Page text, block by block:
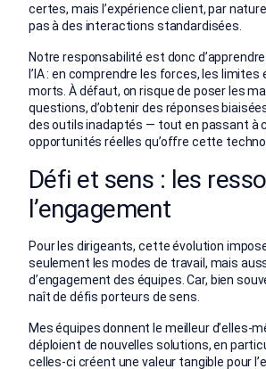
certes, mais l’expérience client, par
pas à des interactions standardisées.
Notre responsabilité est donc
l’IA : en comprendre les forces, les limites
morts. À défaut, on risque de poser les
questions, d’obtenir des réponses
des outils inadaptés — tout en passant à
opportunités réelles qu’offre cette
Défi et sens : les
l’engagement
Pour les dirigeants, cette évolution
seulement les modes de travail, mais
d’engagement des équipes. Car, bien
naît de défis porteurs de sens.
Mes équipes donnent le meilleur d’elles-
déploient de nouvelles solutions, en
celles-ci créent une valeur tangible pour